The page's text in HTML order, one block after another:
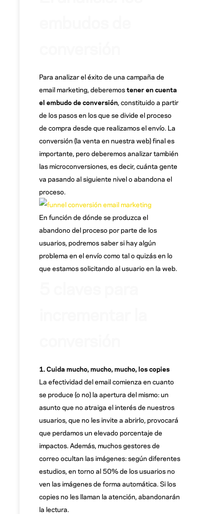
Para analizar el éxito de una campaña de
email marketing, deberemostener en cuenta
el embudo de conversión , constituido a partir
de los pasos en los que se divide el proceso
de compra desde que realizamos el envío. La
conversión (la venta en nuestra web) final es
importante, pero deberemos analizar también
las microconversiones, es decir, cuánta gente
va pasando al siguiente nivel o abandona el
proceso.
En función de dónde se produzca el
abandono del proceso por parte de los
usuarios, podremos saber si hay algún
problema en el envío como tal o quizás en lo
que estamos solicitando al usuario en la web.
1. Cuida mucho, mucho, mucho, los copies
La efectividad del email comienza en cuanto
se produce (o no) la apertura del mismo: un
asunto que no atraiga el interés de nuestros
usuarios, que no les invite a abrirlo, provocará
que perdamos un elevado porcentaje de
impactos. Además, muchos gestores de
correo ocultan las imágenes: según diferentes
estudios, en torno al 50% de los usuarios no
ven las imágenes de forma automática. Si los
copies no les llaman la atención, abandonarán
la lectura.